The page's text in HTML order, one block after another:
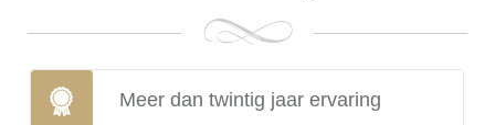
Meer dan twintig jaar ervaring